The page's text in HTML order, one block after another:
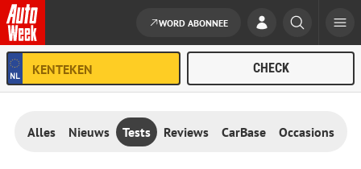
Ga naar de inhoud
WORD ABONNEE
Alles Nieuws Tests Reviews CarBase Occasions